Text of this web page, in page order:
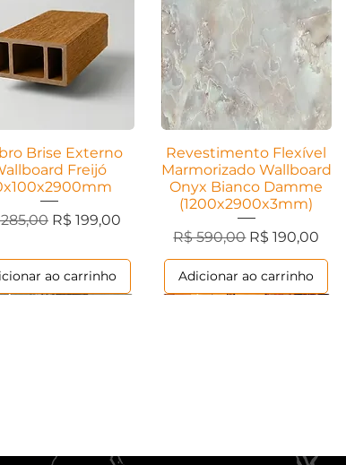
rápida
Brise Externo
Freijó
normalPreço promocional
R$ 199,00
ao carrinho
Visualização rápida
Revestimento Flexível
Marmorizado Wallboard
Onyx Bianco Damme
(1200x2900x3mm)
Preço normal
R$ 590,00 Preço
R$ 190,00
Adicionar ao carrinho